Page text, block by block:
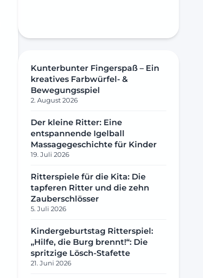
Kunterbunter Fingerspaß – Ein
kreatives Farbwürfel- &
Bewegungsspiel
2. August 2026
Der kleine Ritter: Eine
entspannende Igelball
Massagegeschichte für Kinder
19. Juli 2026
Ritterspiele für die Kita: Die
tapferen Ritter und die zehn
Zauberschlösser
5. Juli 2026
Kindergeburtstag Ritterspiel:
„Hilfe, die Burg brennt!“: Die
spritzige Lösch-Stafette
21. Juni 2026